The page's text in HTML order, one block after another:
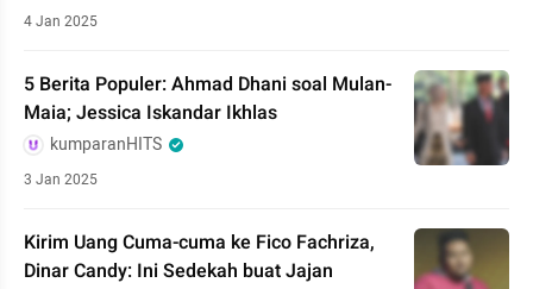
4 Jan 2025
5 Berita Populer: Ahmad Dhani soal Mulan-
Maia; Jessica Iskandar Ikhlas
kumparanHITS
3 Jan 2025
Kirim Uang Cuma-cuma ke Fico Fachriza,
Dinar Candy: Ini Sedekah buat Jajan